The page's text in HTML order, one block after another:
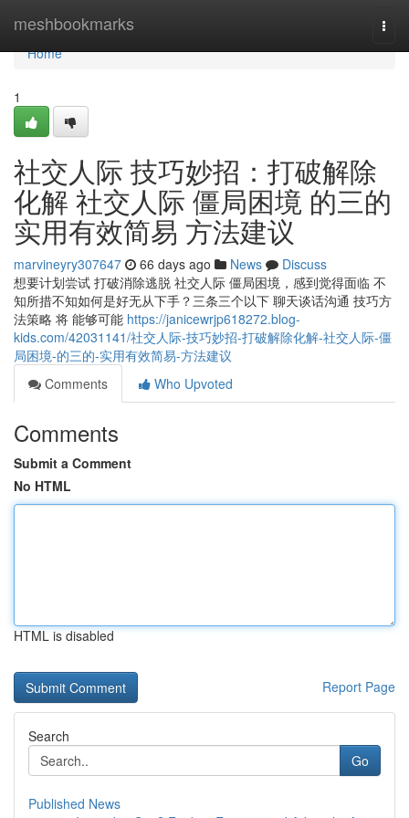
meshbookmarks
Home
Home
1
社交人际 技巧妙招：打破解除
化解 社交人际 僵局困境 的三的
实用有效简易 方法建议
marvineyry307647 66 days ago News
Discuss
想要计划尝试 打破消除逃脱 社交人际 僵局困境，感到觉得面临 不
知所措不知如何是好无从下手？三条三个以下 聊天谈话沟通 技巧方
法策略 将 能够可能 https://janicewrjp618272.blog-
kids.com/42031141/社交人际-技巧妙招-打破解除化解-社交人际-僵
局困境-的三的-实用有效简易-方法建议
Comments
Who Upvoted
Comments
Submit a Comment
No HTML
HTML is disabled
Report Page
Search
Go
Published News